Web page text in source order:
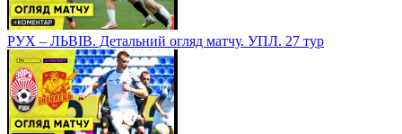
РУХ – ЛЬВІВ. Детальний огляд матчу. УПЛ. 27 тур